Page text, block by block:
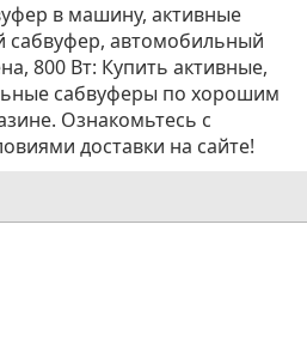
в машину, активные
сабвуфер, автомобильный
800 Вт: Купить активные,
сабвуферы по хорошим
Ознакомьтесь с
доставки на сайте!